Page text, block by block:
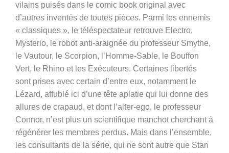
vilains puisés dans le comic book original avec
d’autres inventés de toutes pièces. Parmi les ennemis
« classiques », le téléspectateur retrouve Electro,
Mysterio, le robot anti-araignée du professeur Smythe,
le Vautour, le Scorpion, l’Homme-Sable, le Bouffon
Vert, le Rhino et les Exécuteurs. Certaines libertés
sont prises avec certain d’entre eux, notamment le
Lézard, affublé ici d’une tête aplatie qui lui donne des
allures de crapaud, et dont l’alter-ego, le professeur
Connor, n’est plus un scientifique manchot cherchant à
régénérer les membres perdus. Mais dans l’ensemble,
les consultants de la série, qui ne sont autre que Stan